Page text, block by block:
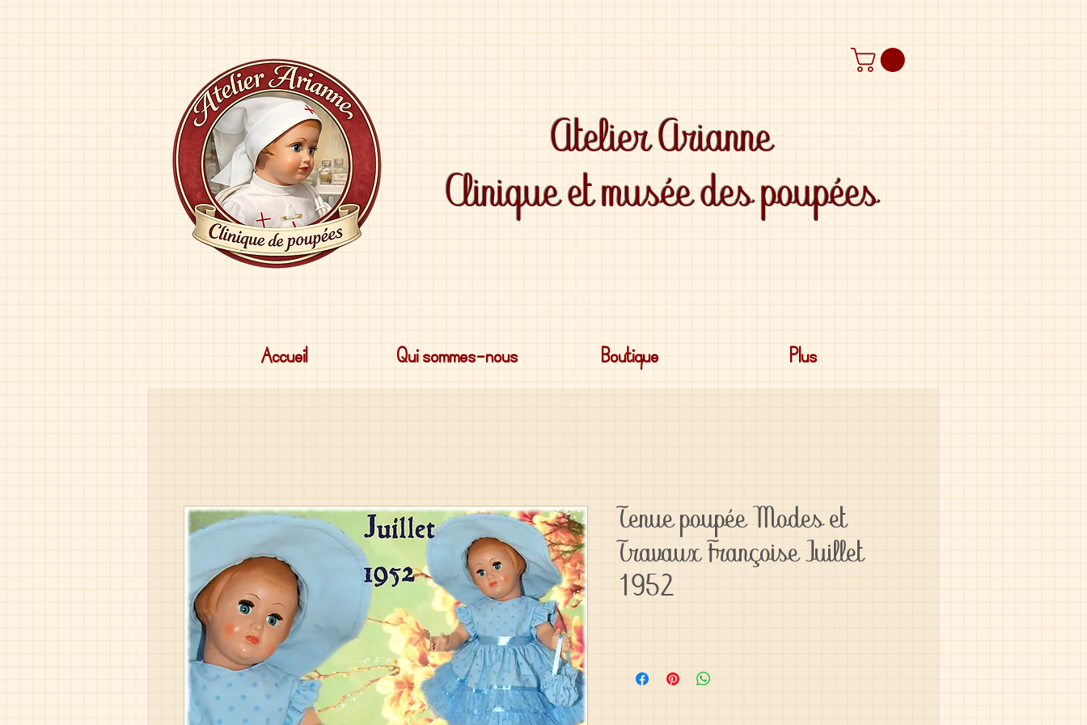
Atelier Arianne
Clinique et musée des poupées
Accueil Qui sommes-nous Boutique Plus
Tenue poupée Modes et
Travaux Françoise Juillet
1952